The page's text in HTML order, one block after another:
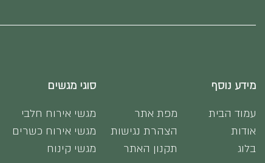
מידע נוסף
עמוד הבית
אודות
בלוג
מפת אתר
הצהרת נגישות
תקנון האתר
סוגי מגשים
מגשי אירוח חלבי
מגשי אירוח כשרים
מגשי קינוח